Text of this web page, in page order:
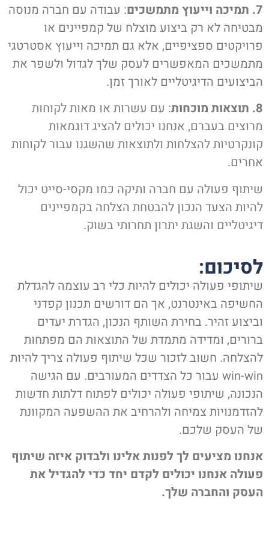
: עבודה עם חברה מנוסה
לא רק ביצוע מוצלח של קמפיינים או
ספציפיים, אלא גם תמיכה וייעוץ אסטרטגי
המאפשרים לעסק שלך לגדול ולשפר את
הדיגיטליים לאורך זמן.
: עם עשרות או מאות לקוחות
בעברם, אנחנו יכולים להציג דוגמאות
להצלחות ולתוצאות שהשגנו עבור לקוחות
פעולה עם חברה ותיקה כמו מקסי-סייט יכול
הצעד הנכון להבטחת הצלחה בקמפיינים
והשגת יתרון תחרותי בשוק.
פעולה יכולים להיות כלי רב עוצמה להגדלת
באינטרנט, אך הם דורשים תכנון קפדני
זהיר. בחירת השותף הנכון, הגדרת יעדים
ומדידה מתמדת של התוצאות הם מפתחות
חשוב לזכור שכל שיתוף פעולה צריך להיות
win-win עבור כל הצדדים המעורבים. עם הגישה
שיתופי פעולה יכולים לפתוח דלתות חדשות
צמיחה ולהרחיב את ההשפעה המקוונת
העסק שלכם.
מציעים לך לפנות אלינו ולבדוק איזה שיתוף
אנחנו יכולים לקדם יחד כדי להגדיל את
והחברה שלך.